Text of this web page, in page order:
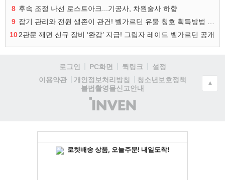
8 후속 조정 나선 로스트아크...기공사, 차원술사 하향
9
102관문 깨면 신규 장비 ‘완갑’ 지급! 그림자 레이드 벨가르딘 공개
로그인 PC화면 퀵링크
설정
이용약관
개인정보처리방침
청소년보호정책
불법촬영물신고안내
(주)
인
▲